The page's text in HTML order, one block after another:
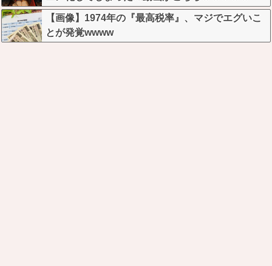
【画像】1974年の『最高税率』、マジでエグいこ
とが発覚wwww